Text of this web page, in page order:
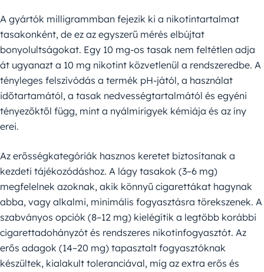
A gyártók milligrammban fejezik ki a nikotintartalmat
tasakonként, de ez az egyszerű mérés elbújtat
bonyolultságokat. Egy 10 mg-os tasak nem feltétlen adja
át ugyanazt a 10 mg nikotint közvetlenül a rendszeredbe. A
tényleges felszívódás a termék pH-jától, a használat
időtartamától, a tasak nedvességtartalmától és egyéni
tényezőktől függ, mint a nyálmirigyek kémiája és az íny
erei.
Az erősségkategóriák hasznos keretet biztosítanak a
kezdeti tájékozódáshoz. A lágy tasakok (3–6 mg)
megfelelnek azoknak, akik könnyű cigarettákat hagynak
abba, vagy alkalmi, minimális fogyasztásra törekszenek. A
szabványos opciók (8–12 mg) kielégítik a legtöbb korábbi
cigarettadohányzót és rendszeres nikotinfogyasztót. Az
erős adagok (14–20 mg) tapasztalt fogyasztóknak
készültek, kialakult toleranciával, míg az extra erős és